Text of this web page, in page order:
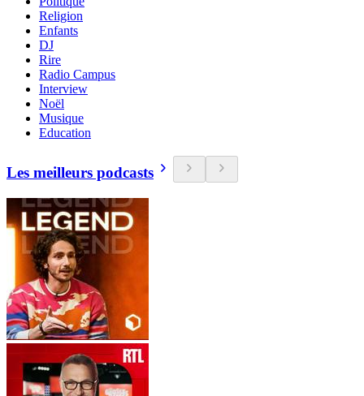
Religion
Enfants
DJ
Rire
Radio Campus
Interview
Noël
Musique
Education
Les meilleurs podcasts